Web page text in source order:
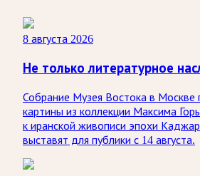
8 августа 2026
Не только литературное
Собрание Музея Востока в Москве
картины из коллекции Максима
к иранской живописи эпохи
выставят для публики с 14 августа.